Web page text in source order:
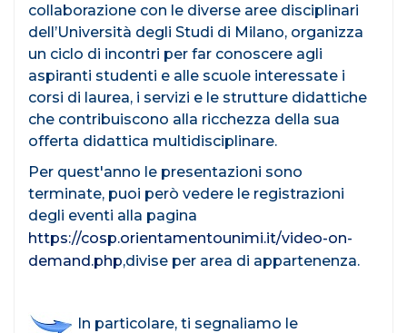
collaborazione con le diverse aree disciplinari
dell’Università degli Studi di Milano, organizza
un ciclo di incontri per far conoscere agli
aspiranti studenti e alle scuole interessate i
corsi di laurea, i servizi e le strutture didattiche
che contribuiscono alla ricchezza della sua
offerta didattica multidisciplinare.
Per quest'anno le presentazioni sono
terminate, puoi però vedere le registrazioni
degli eventi alla pagina
https://cosp.orientamentounimi.it/video-on-
demand.php,divise per area di appartenenza.
In particolare, ti segnaliamo le